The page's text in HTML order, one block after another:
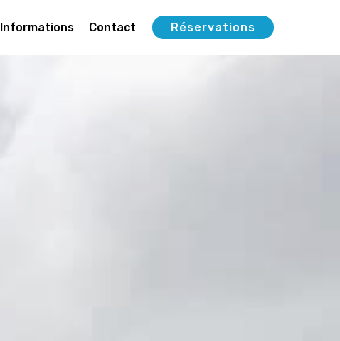
Informations Contact Réservations